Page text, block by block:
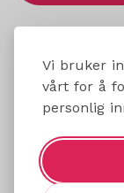
Vi bruker
vårt for å
personlig